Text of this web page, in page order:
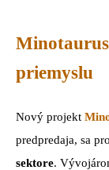
priemyslu
Nový projekt
predpredaja, sa
sektore.